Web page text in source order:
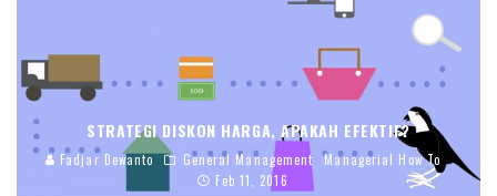
STRATEGI DISKON HARGA, APAKAH EFEKTIF?
Fadjar Dewanto General Management
Managerial How To
Feb 11, 2016